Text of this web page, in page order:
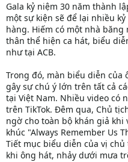
Gala kỷ niệm 30 năm thành
một sự kiện sẽ để lại nhiều
hàng. Hiếm có một nhà
thân thể hiện ca hát, biểu
như tại ACB.
Trong đó, màn biểu diễn của
gây sự chú ý lớn trên tất cả
tại Việt Nam. Nhiều video có
trên TikTok. Đêm qua, Chủ
ngờ cho toàn bộ khán giả
khúc "Always Remember Us
Tiết mục biểu diễn của vị
khi ông hát, nhảy dưới mưa